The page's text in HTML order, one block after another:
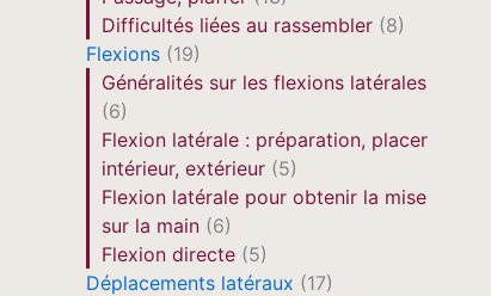
Difficultés liées au rassembler (8)
Flexions (19)
Généralités sur les flexions latérales
(6)
Flexion latérale : préparation, placer
intérieur, extérieur (5)
Flexion latérale pour obtenir la mise
sur la main (6)
Flexion directe (5)
Déplacements latéraux (17)